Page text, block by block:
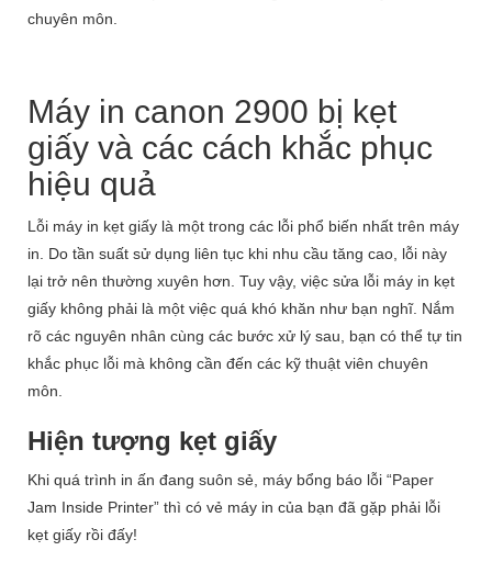
chuyên môn.
Máy in canon 2900 bị kẹt
giấy và các cách khắc phục
hiệu quả
Lỗi máy in kẹt giấy là một trong các lỗi phổ biến nhất trên máy
in. Do tần suất sử dụng liên tục khi nhu cầu tăng cao, lỗi này
lại trở nên thường xuyên hơn. Tuy vậy, việc sửa lỗi máy in kẹt
giấy không phải là một việc quá khó khăn như bạn nghĩ. Nắm
rõ các nguyên nhân cùng các bước xử lý sau, bạn có thể tự tin
khắc phục lỗi mà không cần đến các kỹ thuật viên chuyên
môn.
Hiện tượng kẹt giấy
Khi quá trình in ấn đang suôn sẻ, máy bổng báo lỗi “Paper
Jam Inside Printer” thì có vẻ máy in của bạn đã gặp phải lỗi
kẹt giấy rồi đấy!